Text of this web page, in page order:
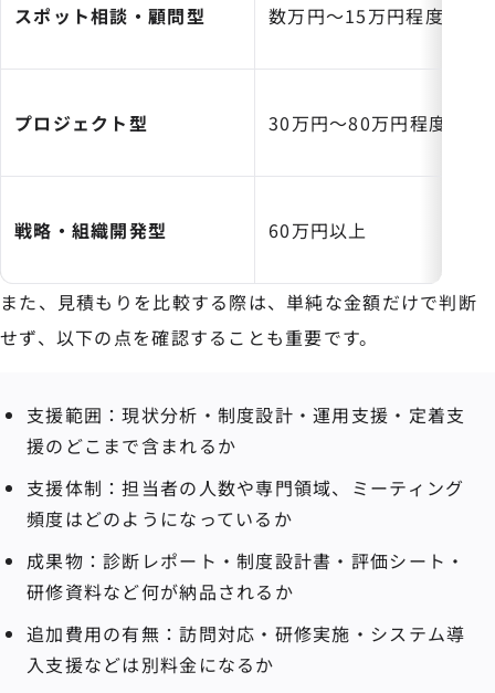
スポット相談・顧問型 数万円〜15万円程度
プロジェクト型 30万円〜80万円程度
戦略・組織開発型 60万円以上
また、見積もりを比較する際は、単純な金額だけで判断
せず、以下の点を確認することも重要です。
支援範囲：現状分析・制度設計・運用支援・定着支
援のどこまで含まれるか
支援体制：担当者の人数や専門領域、ミーティング
頻度はどのようになっているか
成果物：診断レポート・制度設計書・評価シート・
研修資料など何が納品されるか
追加費用の有無：訪問対応・研修実施・システム導
入支援などは別料金になるか